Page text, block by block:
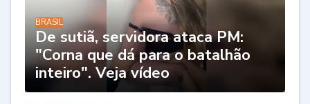
BRASIL
De sutiã, servidora ataca PM:
"Corna que dá para o batalhão
inteiro". Veja vídeo